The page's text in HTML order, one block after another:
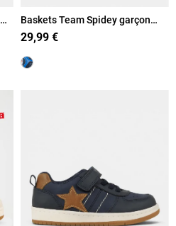
Baskets Team Spidey garçon
(24-30)
29,99 €